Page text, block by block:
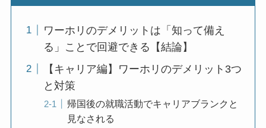
ワーホリのデメリットは「知って備え
る」ことで回避できる【結論】
【キャリア編】ワーホリのデメリット3つ
と対策
帰国後の就職活動でキャリアブランクと
見なされる